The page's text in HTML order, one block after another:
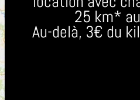
25 km*
Au-delà, 3€ du